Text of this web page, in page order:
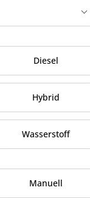
Diesel
Hybrid
Wasserstoff
Manuell